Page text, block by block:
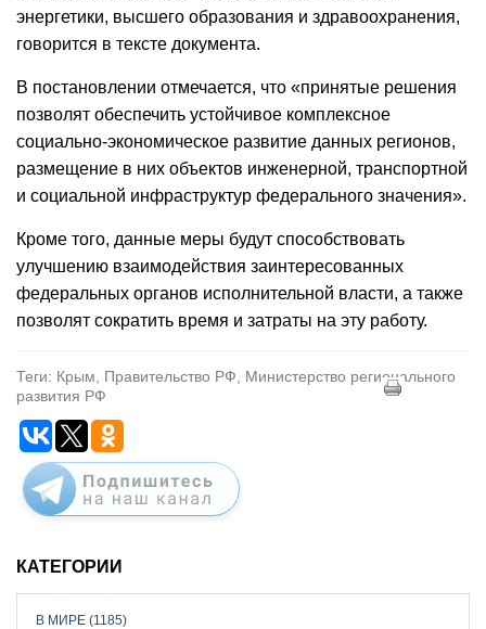
энергетики, высшего образования и здравоохранения,
говорится в тексте документа.
В постановлении отмечается, что «принятые решения
позволят обеспечить устойчивое комплексное
социально-экономическое развитие данных регионов,
размещение в них объектов инженерной, транспортной
и социальной инфраструктур федерального значения».
Кроме того, данные меры будут способствовать
улучшению взаимодействия заинтересованных
федеральных органов исполнительной власти, а также
позволят сократить время и затраты на эту работу.
Теги: Крым, Правительство РФ, Министерство регионального
развития РФ
КАТЕГОРИИ
В МИРЕ (1185)